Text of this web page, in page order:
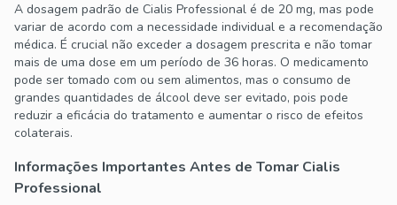
A dosagem padrão de Cialis Professional é de 20 mg, mas pode
variar de acordo com a necessidade individual e a recomendação
médica. É crucial não exceder a dosagem prescrita e não tomar
mais de uma dose em um período de 36 horas. O medicamento
pode ser tomado com ou sem alimentos, mas o consumo de
grandes quantidades de álcool deve ser evitado, pois pode
reduzir a eficácia do tratamento e aumentar o risco de efeitos
colaterais.
Informações Importantes Antes de Tomar Cialis
Professional